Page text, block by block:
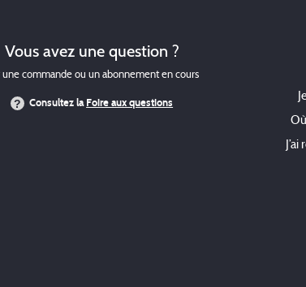
Vous avez une question ?
une commande ou un abonnement en cours
Consultez laFoire aux questions